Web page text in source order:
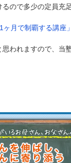
ので多少の定員充
ヶ月で制覇する講座
われますので、当